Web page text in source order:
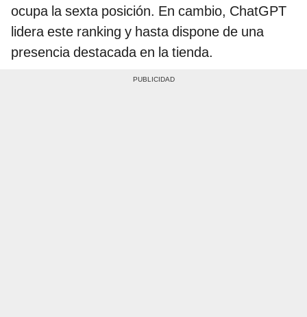
ocupa la sexta posición. En cambio, ChatGPT
lidera este ranking y hasta dispone de una
presencia destacada en la tienda.